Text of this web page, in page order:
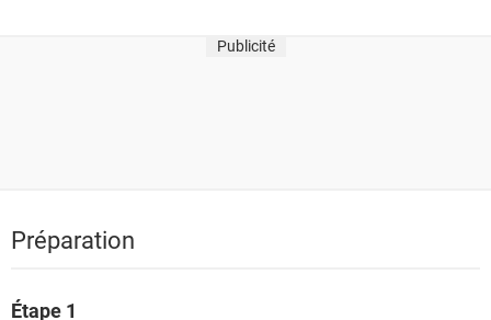
Publicité
Préparation
Étape 1